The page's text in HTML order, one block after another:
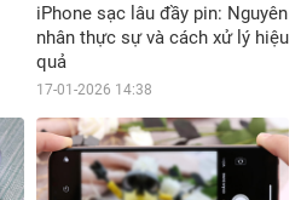
iPhone sạc lâu đầy pin: Nguyên
nhân thực sự và cách xử lý hiệu
quả
17-01-2026 14:38